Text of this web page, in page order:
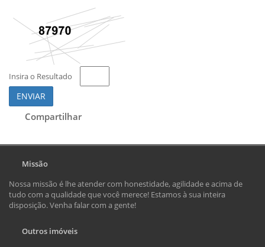
Insira o Resultado
ENVIAR
Compartilhar
Missão
Nossa missão é lhe atender com honestidade, agilidade e acima de
tudo com a qualidade que você merece! Estamos à sua inteira
disposição. Venha falar com a gente!
Outros imóveis